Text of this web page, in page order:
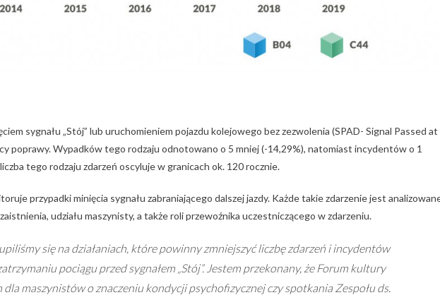
sygnału „Stój” lub uruchomieniem pojazdu kolejowego bez zezwolenia (SPAD- Signal Passed at
poprawy. Wypadków tego rodzaju odnotowano o 5 mniej (-14,29%), natomiast incydentów o 1
tego rodzaju zdarzeń oscyluje w granicach ok. 120 rocznie.
przypadki minięcia sygnału zabraniającego dalszej jazdy. Każde takie zdarzenie jest
udziału maszynisty, a także roli przewoźnika uczestniczącego w zdarzeniu.
się na działaniach, które powinny zmniejszyć liczbę zdarzeń i incydentów
pociągu przed sygnałem „Stój”. Jestem przekonany, że Forum kultury
maszynistów o znaczeniu kondycji psychofizycznej czy spotkania Zespołu ds.